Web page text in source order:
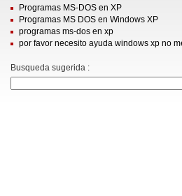
Programas MS-DOS en XP
Programas MS DOS en Windows XP
programas ms-dos en xp
por favor necesito ayuda windows xp no
Busqueda sugerida :